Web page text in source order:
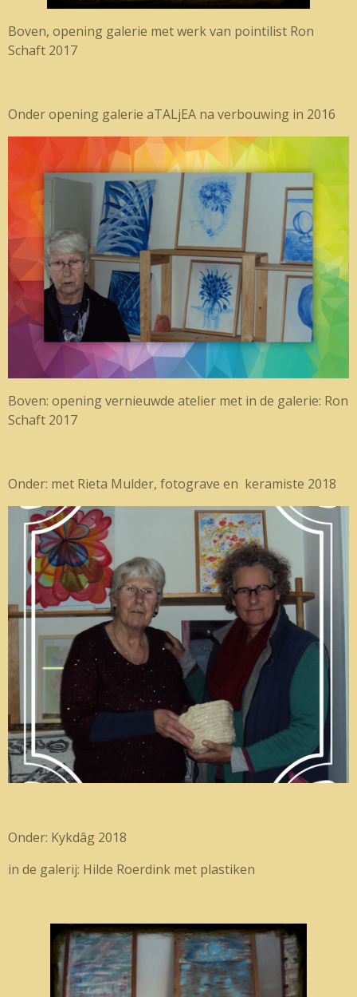
Boven, opening galerie met werk van pointilist Ron
Schaft 2017
Onder opening galerie aTALjEA na verbouwing in 2016
Boven: opening vernieuwde atelier met in de galerie: Ron
Schaft 2017
Onder: met Rieta Mulder, fotograve en keramiste 2018
Onder: Kykdâg 2018
in de galerij: Hilde Roerdink met plastiken